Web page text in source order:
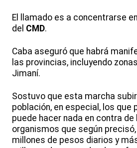
El llamado es a concentrarse
del CMD.
Caba aseguró que habrá
las provincias, incluyendo
Jimaní.
Sostuvo que esta marcha
población, en especial, los que
puede hacer nada en contra de
organismos que según precisó,
millones de pesos diarios y